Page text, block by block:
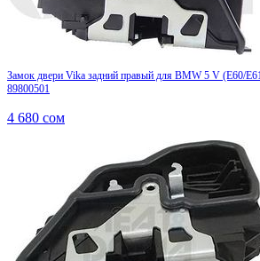
Замок двери Vika задний правый для BMW 5 V (E60/
89800501
4 680 сом